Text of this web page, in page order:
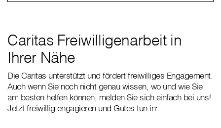
Caritas Freiwilligenarbeit in
Ihrer Nähe
Die Caritas unterstützt und fördert freiwilliges Engagement.
Auch wenn Sie noch nicht genau wissen, wo und wie Sie
am besten helfen können, melden Sie sich einfach bei uns!
Jetzt freiwillig engagieren und Gutes tun in: